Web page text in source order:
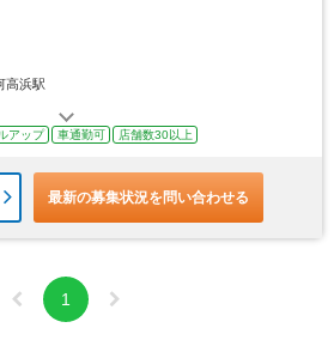
高浜駅
アップ 車通勤可 店舗数30以上
最新の募集状況を問い合わせる
1